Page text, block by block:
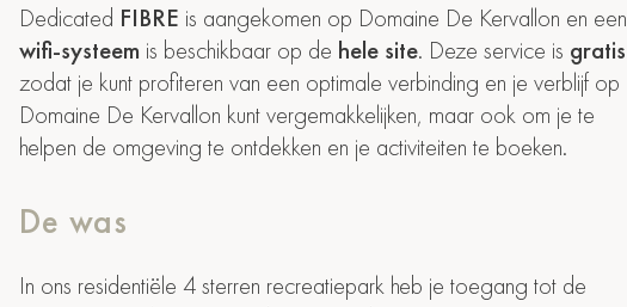
Dedicated FIBRE is aangekomen op Domaine De Kervallon en een
wifi-systeem is beschikbaar op de hele site. Deze service is gratis
zodat je kunt profiteren van een optimale verbinding en je verblijf op
Domaine De Kervallon kunt vergemakkelijken, maar ook om je te
helpen de omgeving te ontdekken en je activiteiten te boeken.
De was
In ons residentiële 4 sterren recreatiepark heb je toegang tot de